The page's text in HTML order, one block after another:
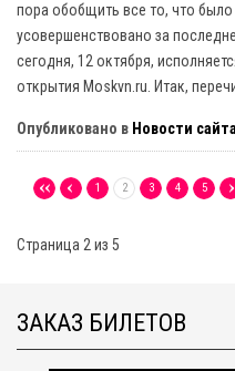
пора обобщить все то, что
усовершенствовано за
сегодня, 12 октября,
открытия Moskvn.ru. Итак,
Опубликовано в Новости сайта
1 2 3 4 5
Страница 2 из 5
ЗАКАЗ БИЛЕТОВ